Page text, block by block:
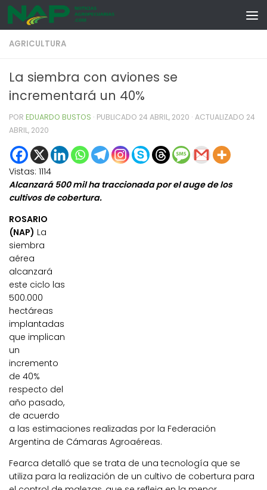
Skip to content
AGRICULTURA
La siembra con aviones se
incrementará un 40%
POR EDUARDO BUSTOS · PUBLICADO 24 ABRIL, 2020 · ACTUALIZADO 24
ABRIL, 2020
Vistas: 1114
Alcanzará 500 mil ha traccionada por el auge de los
cultivos de cobertura.
ROSARIO
(NAP) La
siembra
aérea
alcanzará
este ciclo las
500.000
hectáreas
implantadas
que implican
un
incremento
de 40%
respecto del
año pasado,
de acuerdo
a las estimaciones realizadas por la Federación
Argentina de Cámaras Agroaéreas.
Fearca detalló que se trata de una tecnología que se
utiliza para la realización de un cultivo de cobertura para